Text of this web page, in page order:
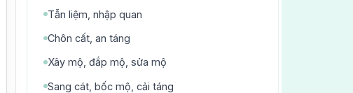
Tẫn liệm, nhập quan
Chôn cất, an táng
Xây mộ, đắp mộ, sửa mộ
Sang cát, bốc mộ, cải táng